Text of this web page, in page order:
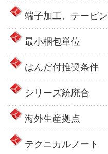
端子加工、テーピ
最小梱包単位
はんだ付推奨条件
シリーズ統廃合
海外生産拠点
テクニカルノート